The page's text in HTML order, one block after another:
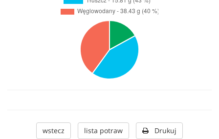
wstecz lista potraw Drukuj